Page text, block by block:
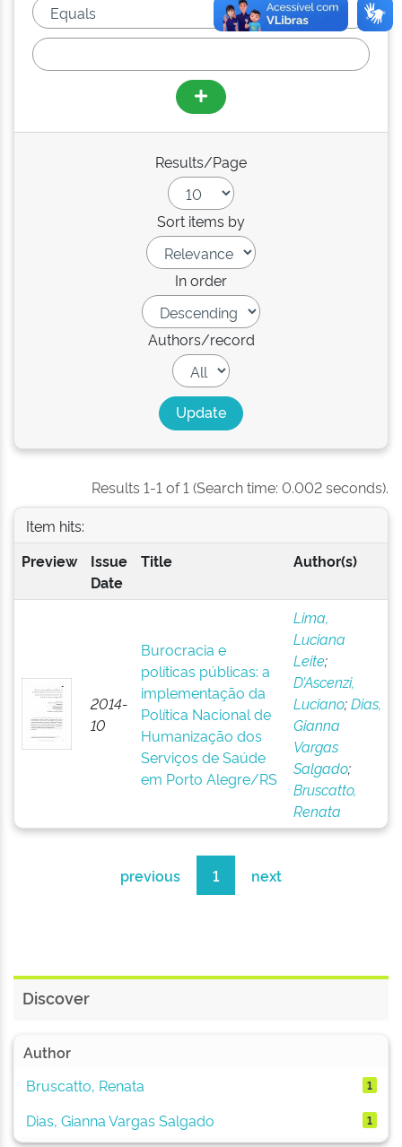
Results/Page
Sort items by
In order
Authors/record
Results 1-1 of 1 (Search time: 0.002 seconds).
Item hits:
Preview
Issue
Date
Title Author(s)
2014-
10
Burocracia e
políticas públicas: a
implementação da
Política Nacional de
Humanização dos
Serviços de Saúde
em Porto Alegre/RS
Lima,
Luciana
Leite;
D’Ascenzi,
Luciano;Dias,
Gianna
Vargas
Salgado;
Bruscatto,
Renata
previous 1 next
Discover
Author
Bruscatto, Renata
1
Dias, Gianna Vargas Salgado 1